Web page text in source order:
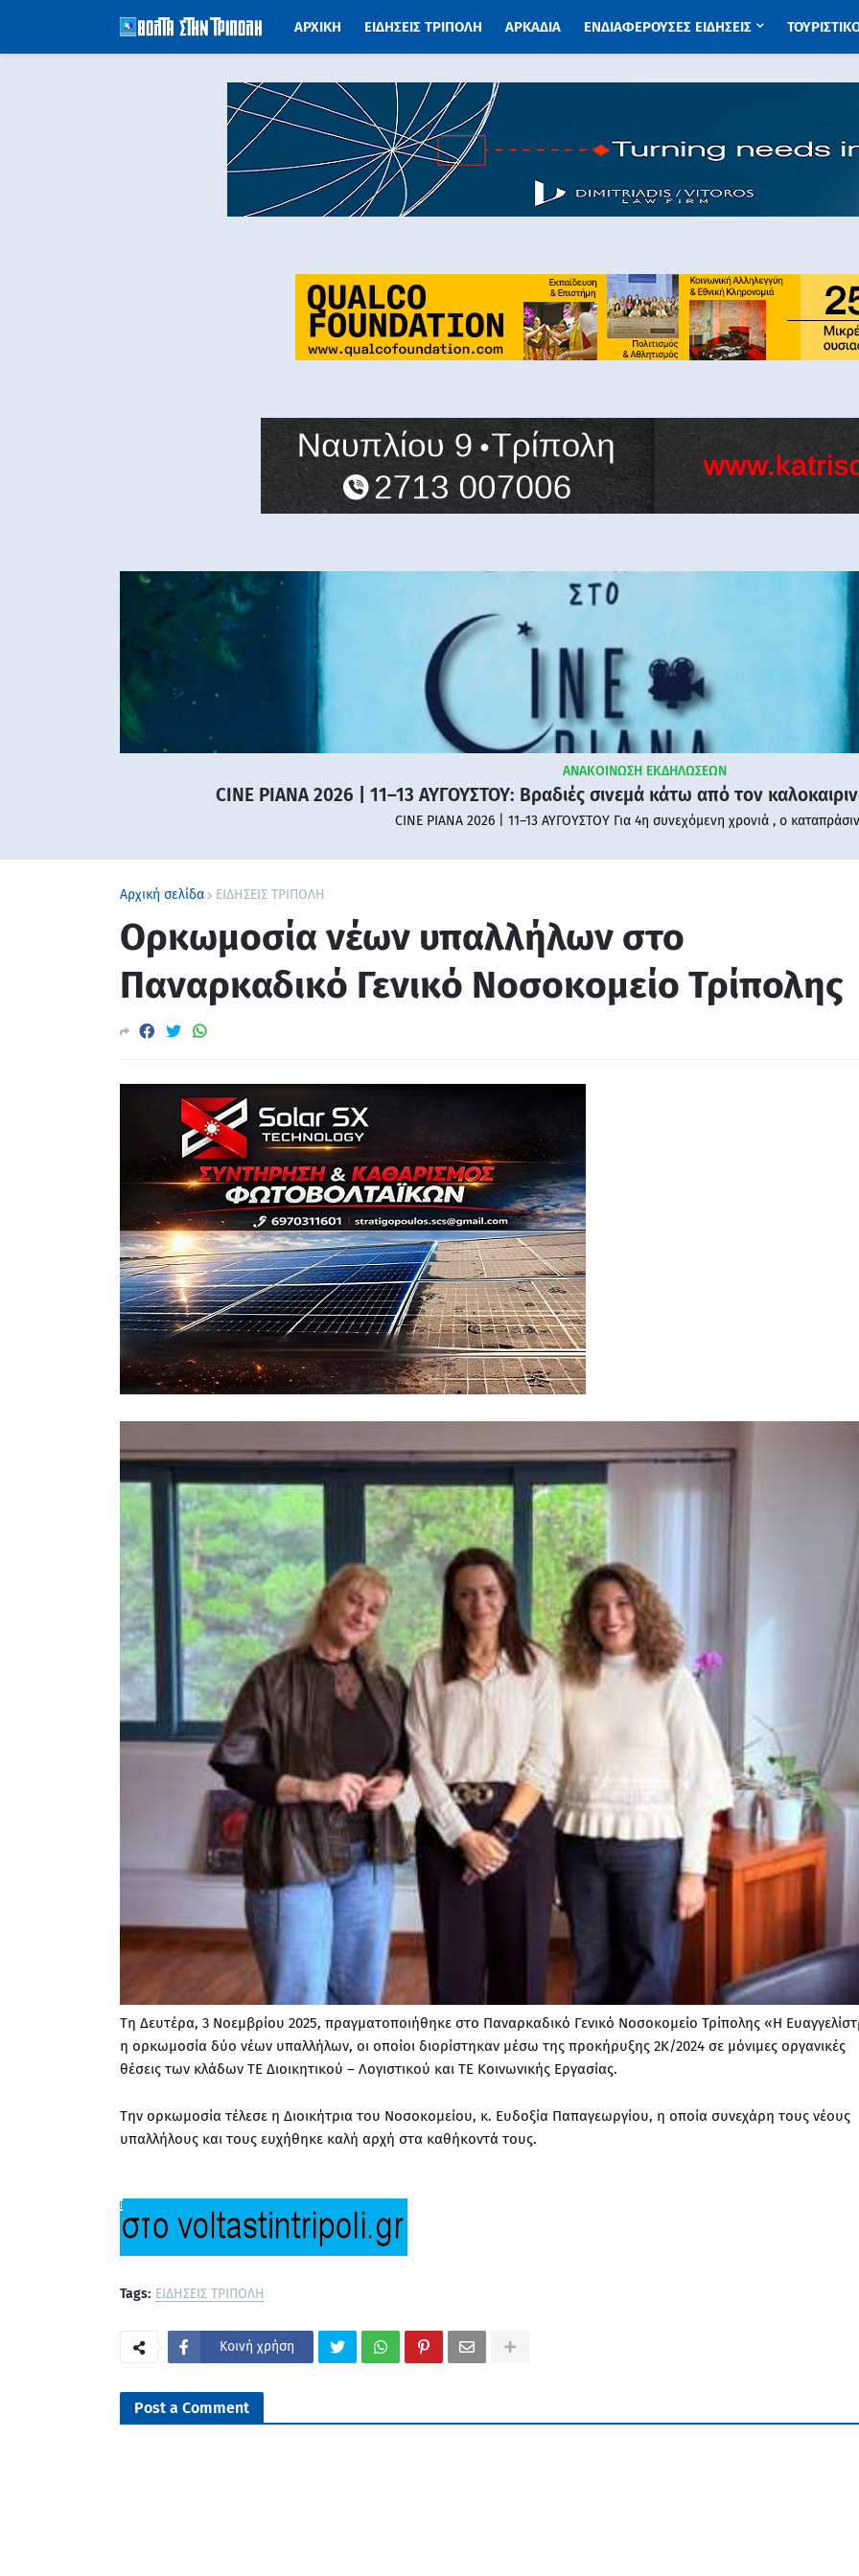
ΑΡΧΙΚΗ ΕΙΔΗΣΕΙΣ ΤΡΙΠΟΛΗ ΑΡΚΑΔΙΑ ΕΝΔΙΑΦΕΡΟΥΣΕΣ ΕΙΔΗΣΕΙΣ
ΑΝΑΚΟΙΝΩΣΗ ΕΚΔΗΛΩΣΕΩΝ
CINE PIANA 2026 | 11–13 ΑΥΓΟΥΣΤΟΥ: Βραδιές σινεμά κάτω από τον
CINE PIANA 2026 | 11–13 ΑΥΓΟΥΣΤΟΥ Για 4η συνεχόμενη χρονιά , ο
Αρχική σελίδα ΕΙΔΗΣΕΙΣ ΤΡΙΠΟΛΗ
Ορκωμοσία νέων υπαλλήλων στο
Παναρκαδικό Γενικό Νοσοκομείο Τρίπολης
Τη Δευτέρα, 3 Νοεμβρίου 2025, πραγματοποιήθηκε στο Παναρκαδικό Γενικό Νοσοκομείο Τρίπολης «Η
η ορκωμοσία δύο νέων υπαλλήλων, οι οποίοι διορίστηκαν μέσω της προκήρυξης 2Κ/2024 σε μόνιμες οργανικές
θέσεις των κλάδων ΤΕ Διοικητικού – Λογιστικού και ΤΕ Κοινωνικής Εργασίας.
Την ορκωμοσία τέλεσε η Διοικήτρια του Νοσοκομείου, κ. Ευδοξία Παπαγεωργίου, η οποία συνεχάρη τους νέους
υπαλλήλους και τους ευχήθηκε καλή αρχή στα καθήκοντά τους.
Tags: ΕΙΔΗΣΕΙΣ ΤΡΙΠΟΛΗ
Κοινή χρήση
Post a Comment